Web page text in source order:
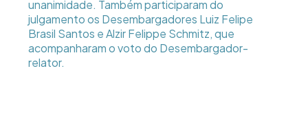
unanimidade. Também participaram do
julgamento os Desembargadores Luiz Felipe
Brasil Santos e Alzir Felippe Schmitz, que
acompanharam o voto do Desembargador-
relator.